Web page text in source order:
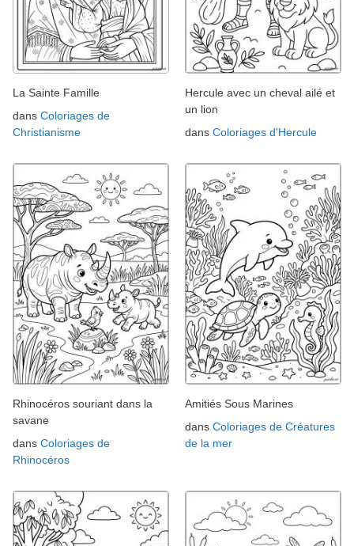
La Sainte Famille
dans Coloriages de
Christianisme
Hercule avec un cheval ailé et
un lion
dans Coloriages d'Hercule
Rhinocéros souriant dans la
savane
dans Coloriages de
Rhinocéros
Amitiés Sous Marines
dans Coloriages de Créatures
de la mer